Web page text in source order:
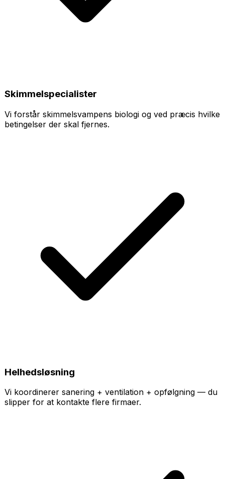
Skimmelspecialister
Vi forstår skimmelsvampens biologi og ved præcis hvilke
betingelser der skal fjernes.
Helhedsløsning
Vi koordinerer sanering + ventilation + opfølgning — du
slipper for at kontakte flere firmaer.